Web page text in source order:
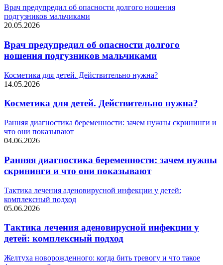
Врач предупредил об опасности долгого ношения
подгузников мальчиками
20.05.2026
Врач предупредил об опасности долгого
ношения подгузников мальчиками
Косметика для детей. Действительно нужна?
14.05.2026
Косметика для детей. Действительно нужна?
Ранняя диагностика беременности: зачем нужны скрининги и
что они показывают
04.06.2026
Ранняя диагностика беременности: зачем нужны
скрининги и что они показывают
Тактика лечения аденовирусной инфекции у детей:
комплексный подход
05.06.2026
Тактика лечения аденовирусной инфекции у
детей: комплексный подход
Желтуха новорожденного: когда бить тревогу и что такое